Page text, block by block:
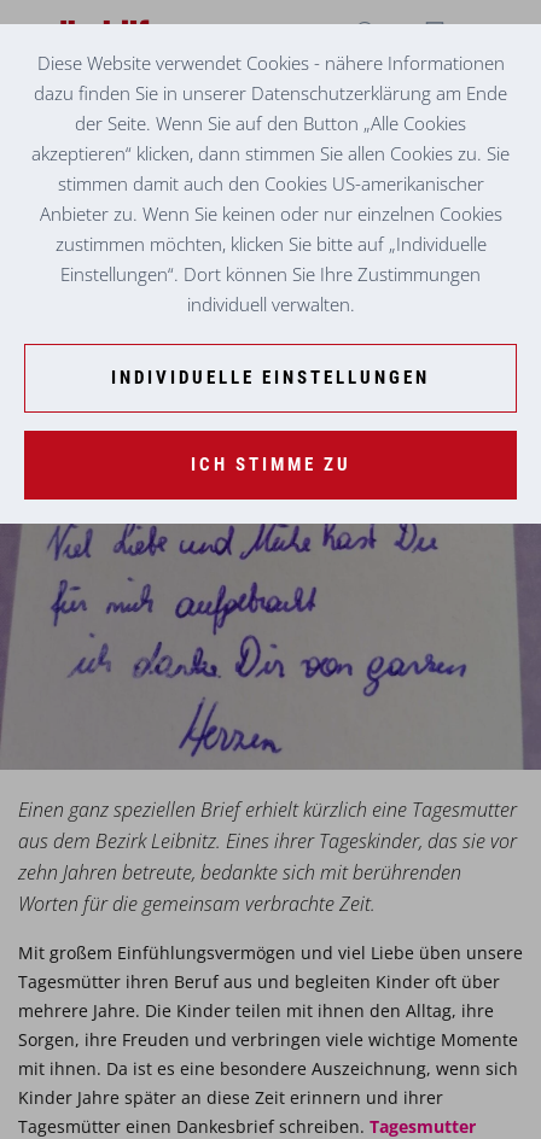
TAGESMÜTTER LEIBNITZ
EINE BESONDERE AUSZEICHNUNG
Einen ganz speziellen Brief erhielt kürzlich eine Tagesmutter
aus dem Bezirk Leibnitz. Eines ihrer Tageskinder, das sie vor
zehn Jahren betreute, bedankte sich mit berührenden
Worten für die gemeinsam verbrachte Zeit.
Mit großem Einfühlungsvermögen und viel Liebe üben unsere
Tagesmütter ihren Beruf aus und begleiten Kinder oft über
mehrere Jahre. Die Kinder teilen mit ihnen den Alltag, ihre
Sorgen, ihre Freuden und verbringen viele wichtige Momente
mit ihnen. Da ist es eine besondere Auszeichnung, wenn sich
Kinder Jahre später an diese Zeit erinnern und ihrer
Tagesmütter einen Dankesbrief schreiben. Tagesmutter
Diese Website verwendet Cookies - nähere Informationen
dazu finden Sie in unserer Datenschutzerklärung am Ende
der Seite. Wenn Sie auf den Button „Alle Cookies
akzeptieren“ klicken, dann stimmen Sie allen Cookies zu. Sie
stimmen damit auch den Cookies US-amerikanischer
Anbieter zu. Wenn Sie keinen oder nur einzelnen Cookies
zustimmen möchten, klicken Sie bitte auf „Individuelle
Einstellungen“. Dort können Sie Ihre Zustimmungen
individuell verwalten.
INDIVIDUELLE EINSTELLUNGEN
ICH STIMME ZU